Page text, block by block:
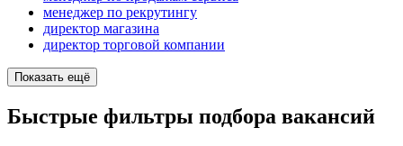
менеджер по рекрутингу
директор магазина
директор торговой компании
Показать ещё
Быстрые фильтры подбора вакансий